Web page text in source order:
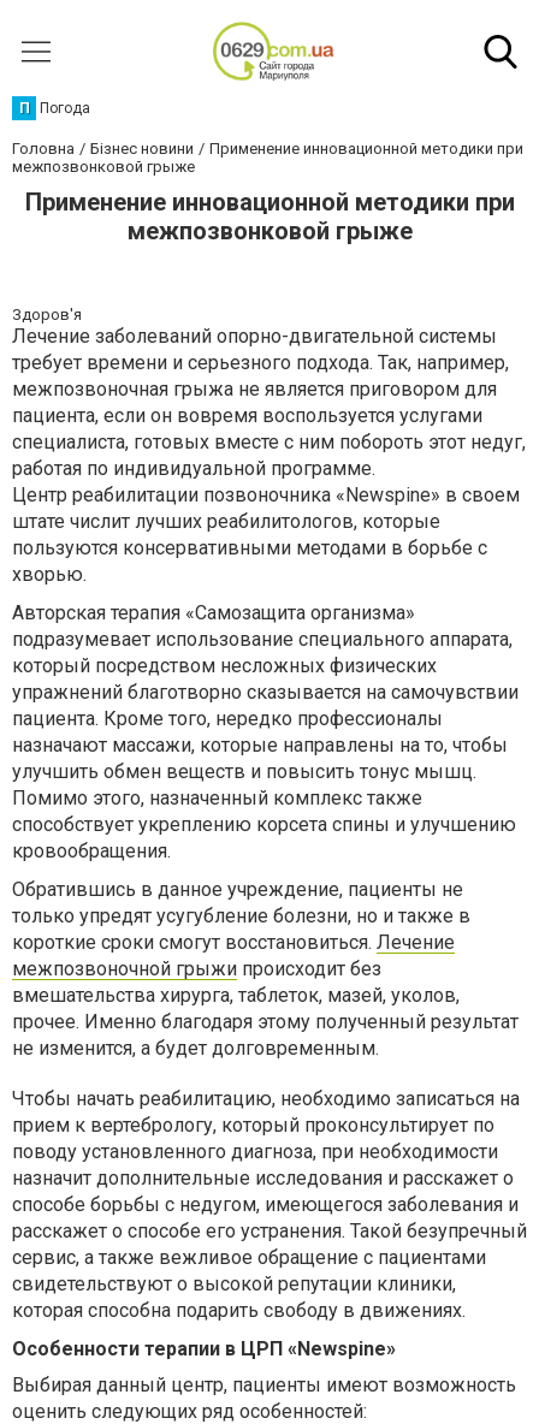
П Погода
Головна Бізнес новини
Применение инновационной методики при
межпозвонковой грыже
Применение инновационной методики при
межпозвонковой грыже
Здоров'я
Лечение заболеваний опорно-двигательной системы
требует времени и серьезного подхода. Так, например,
межпозвоночная грыжа не является приговором для
пациента, если он вовремя воспользуется услугами
специалиста, готовых вместе с ним побороть этот недуг,
работая по индивидуальной программе.
Центр реабилитации позвоночника «Newspine» в своем
штате числит лучших реабилитологов, которые
пользуются консервативными методами в борьбе с
хворью.
Авторская терапия «Самозащита организма»
подразумевает использование специального аппарата,
который посредством несложных физических
упражнений благотворно сказывается на самочувствии
пациента. Кроме того, нередко профессионалы
назначают массажи, которые направлены на то, чтобы
улучшить обмен веществ и повысить тонус мышц.
Помимо этого, назначенный комплекс также
способствует укреплению корсета спины и улучшению
кровообращения.
Обратившись в данное учреждение, пациенты не
только упредят усугубление болезни, но и также в
короткие сроки смогут восстановиться. Лечение
межпозвоночной грыжи происходит без
вмешательства хирурга, таблеток, мазей, уколов,
прочее. Именно благодаря этому полученный результат
не изменится, а будет долговременным.
Чтобы начать реабилитацию, необходимо записаться на
прием к вертебрологу, который проконсультирует по
поводу установленного диагноза, при необходимости
назначит дополнительные исследования и расскажет о
способе борьбы с недугом, имеющегося заболевания и
расскажет о способе его устранения. Такой безупречный
сервис, а также вежливое обращение с пациентами
свидетельствуют о высокой репутации клиники,
которая способна подарить свободу в движениях.
Особенности терапии в ЦРП «Newspine»
Выбирая данный центр, пациенты имеют возможность
оценить следующих ряд особенностей: